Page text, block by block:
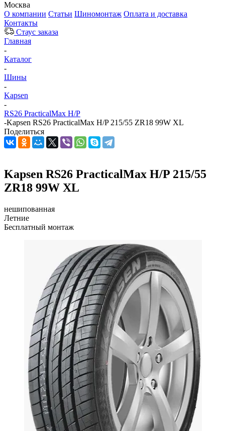
Москва
О компании Статьи Шиномонтаж Оплата и доставка
Контакты
Стаус заказа
Главная
-
Каталог
-
Шины
-
Kapsen
-
RS26 PracticalMax H/P
-Kapsen RS26 PracticalMax H/P 215/55 ZR18 99W XL
Поделиться
Kapsen RS26 PracticalMax H/P 215/55
ZR18 99W XL
нешипованная
Летние
Бесплатный монтаж